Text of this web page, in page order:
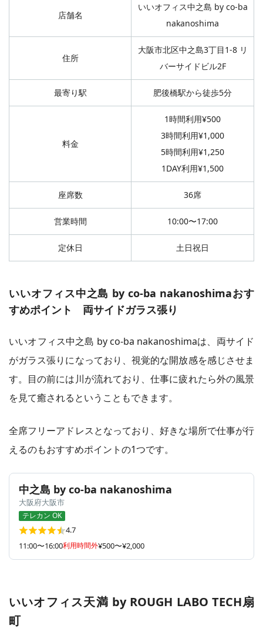
店舗名
いいオフィス中之島 by co-ba
nakanoshima
住所
大阪市北区中之島3丁目1-8 リ
バーサイドビル2F
最寄り駅 肥後橋駅から徒歩5分
料金
1時間利用¥500
3時間利用¥1,000
5時間利用¥1,250
1DAY利用¥1,500
座席数 36席
営業時間 10:00〜17:00
定休日 土日祝日
いいオフィス中之島 by co-ba nakanoshimaおす
すめポイント 両サイドガラス張り
いいオフィス中之島 by co-ba nakanoshimaは、両サイド
がガラス張りになっており、視覚的な開放感を感じさせま
す。目の前には川が流れており、仕事に疲れたら外の風景
を見て癒されるということもできます。
全席フリーアドレスとなっており、好きな場所で仕事が行
えるのもおすすめポイントの1つです。
中之島 by co-ba nakanoshima
大阪府大阪市
テレカン OK
4.7
11:00〜16:00利用時間外¥500〜¥2,000
いいオフィス天満 by ROUGH LABO TECH扇
町